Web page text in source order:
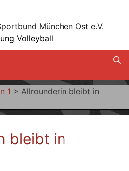
München Ost e.V.
Volleyball
1 > Allrounderin bleibt in
bleibt in